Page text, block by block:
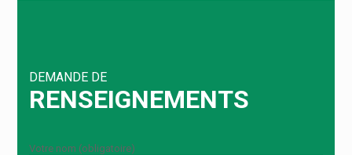
DEMANDE DE
RENSEIGNEMENTS
Votre nom (obligatoire)